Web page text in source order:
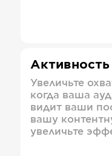
Увеличьте
когда ваша
видит ваши
вашу
увеличьте